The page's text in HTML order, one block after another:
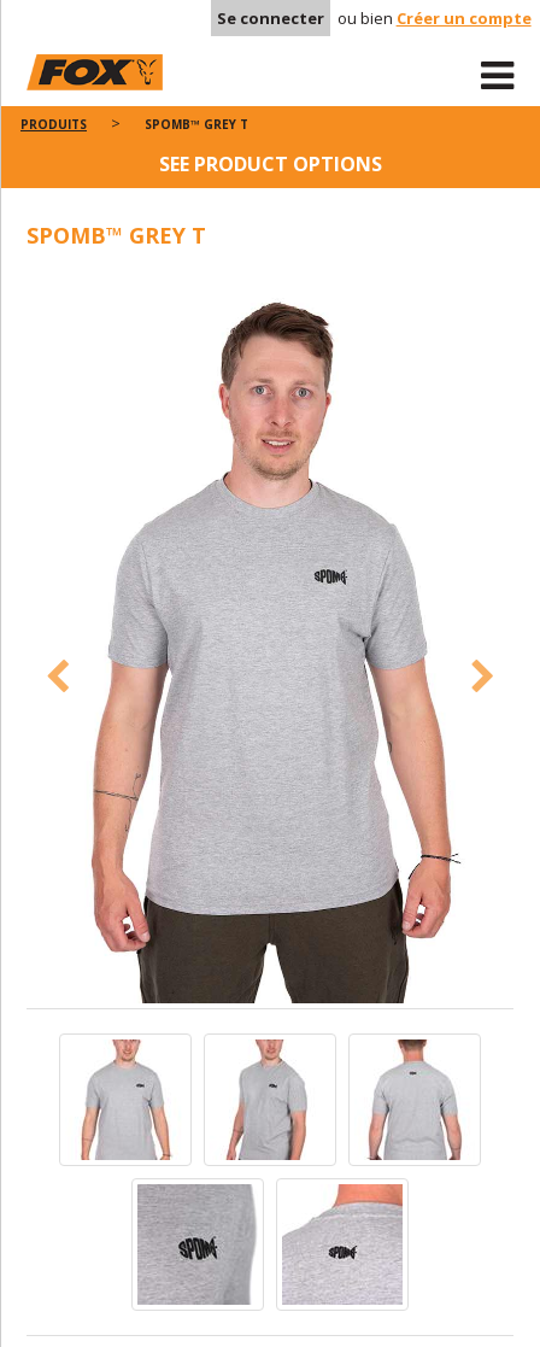
Se connecter ou bien Créer un compte
PRODUITS SPOMB™ GREY T
SEE PRODUCT OPTIONS
SPOMB™ GREY T